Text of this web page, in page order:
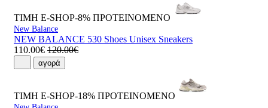
ΤΙΜΗ E-SHOP-8% ΠΡΟΤΕΙΝΟΜΕΝΟ
New Balance
NEW BALANCE 530 Shoes Unisex Sneakers
110.00€ 120.00€
αγορά
ΤΙΜΗ E-SHOP-18% ΠΡΟΤΕΙΝΟΜΕΝΟ